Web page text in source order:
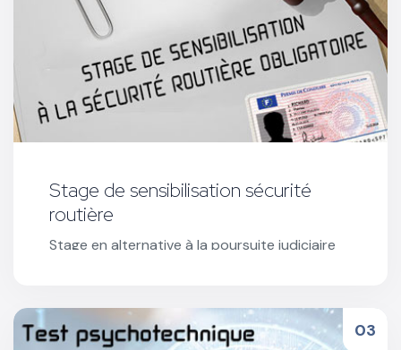
Stage de sensibilisation sécurité
routière
Stage en alternative à la poursuite judiciaire
Réserver votre stage